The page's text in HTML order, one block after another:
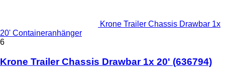
Krone Trailer Chassis Drawbar 1x
20' Containeranhänger
6
Krone Trailer Chassis Drawbar 1x 20' (636794)